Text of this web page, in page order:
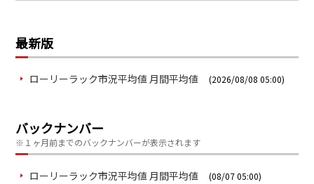
最新版
ローリーラック市況平均値 月間平均値 (2026/08/08 05:00)
バックナンバー
※１ヶ月前までのバックナンバーが表示されます
ローリーラック市況平均値 月間平均値 (08/07 05:00)